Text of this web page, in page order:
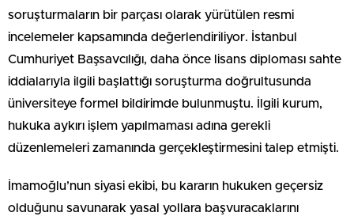
soruşturmaların bir parçası olarak yürütülen resmi
incelemeler kapsamında değerlendiriliyor. İstanbul
Cumhuriyet Başsavcılığı, daha önce lisans diploması sahte
iddialarıyla ilgili başlattığı soruşturma doğrultusunda
üniversiteye formel bildirimde bulunmuştu. İlgili kurum,
hukuka aykırı işlem yapılmaması adına gerekli
düzenlemeleri zamanında gerçekleştirmesini talep etmişti.
İmamoğlu’nun siyasi ekibi, bu kararın hukuken geçersiz
olduğunu savunarak yasal yollara başvuracaklarını